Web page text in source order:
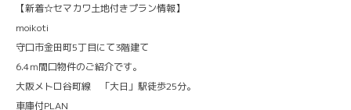
【新着☆セマカワ土地付きプラン情報】
moikoti
守口市金田町5丁目にて3階建て
6.4ｍ間口物件のご紹介です。
大阪メトロ谷町線 「大日」駅徒歩25分。
車庫付PLAN